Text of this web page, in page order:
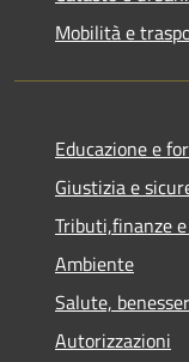
Mobilità e
Educazione e
Giustizia e
Tributi,finanze
Ambiente
Salute,
Autorizzazioni